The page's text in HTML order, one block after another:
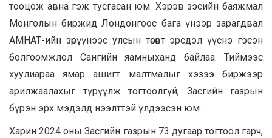
тооцож авна гэж тусгасан юм. Хэрэв зэсийн баяжмал
Монголын биржид Лондонгоос бага үнээр зарагдвал
АМНАТ-ийн зөрүүнээс улсын төсөвт эрсдэл үүснэ гэсэн
болгоомжлол Сангийн яамныханд байлаа. Тиймээс
хуулиараа ямар ашигт малтмалыг хэзээ биржээр
арилжаалахыг түрүүлж тогтоолгүй, Засгийн газрын
бүрэн эрх мэдэлд нээлттэй үлдээсэн юм.
Харин 2024 оны Засгийн газрын 73 дугаар тогтоол гарч,